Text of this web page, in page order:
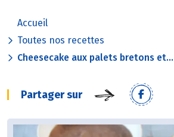
Accueil
Toutes nos recettes
Cheesecake aux palets bretons et...
Partager sur